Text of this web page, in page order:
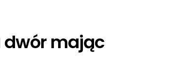
dwór mając